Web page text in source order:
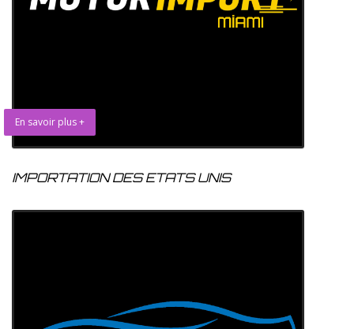
En savoir plus +
IMPORTATION DES ETATS UNIS